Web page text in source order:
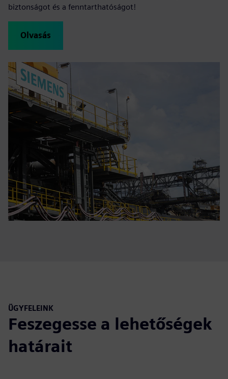
biztonságot és a fenntarthatóságot!
Olvasás
ÜGYFELEINK
Feszegesse a lehetőségek
határait